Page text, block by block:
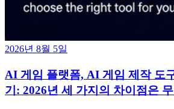
2026년 8월 5일
AI 게임 플랫폼, AI 게임 제작 도
기: 2026년 세 가지의 차이점은